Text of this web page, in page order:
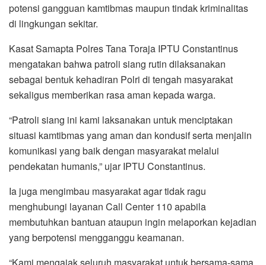
potensi gangguan kamtibmas maupun tindak kriminalitas
di lingkungan sekitar.
Kasat Samapta Polres Tana Toraja IPTU Constantinus
mengatakan bahwa patroli siang rutin dilaksanakan
sebagai bentuk kehadiran Polri di tengah masyarakat
sekaligus memberikan rasa aman kepada warga.
“Patroli siang ini kami laksanakan untuk menciptakan
situasi kamtibmas yang aman dan kondusif serta menjalin
komunikasi yang baik dengan masyarakat melalui
pendekatan humanis,” ujar IPTU Constantinus.
Ia juga mengimbau masyarakat agar tidak ragu
menghubungi layanan Call Center 110 apabila
membutuhkan bantuan ataupun ingin melaporkan kejadian
yang berpotensi mengganggu keamanan.
“Kami mengajak seluruh masyarakat untuk bersama-sama